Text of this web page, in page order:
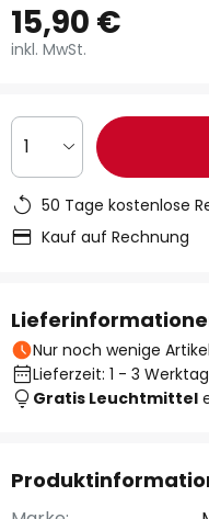
15,90 €
inkl. MwSt.
1
50 Tage kostenlose
Kauf auf Rechnung
Nur noch wenige
Lieferzeit: 1 - 3
Gratis Leuchtmittel